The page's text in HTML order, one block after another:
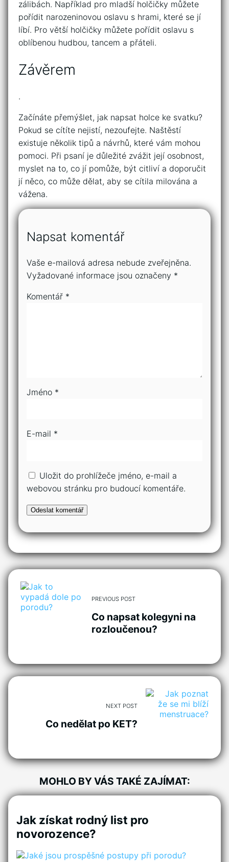
zálibách. Například pro mladší holčičky můžete
pořídit narozeninovou oslavu s hrami, které se jí
líbí. Pro větší holčičky můžete pořídit oslavu s
oblíbenou hudbou, tancem a přáteli.
Závěrem
.
Začínáte přemýšlet, jak napsat holce ke svatku?
Pokud se cítíte nejistí, nezoufejte. Naštěstí
existuje několik tipů a návrhů, které vám mohou
pomoci. Při psaní je důležité zvážit její osobnost,
myslet na to, co jí pomůže, být citliví a doporučit
jí něco, co může dělat, aby se cítila milována a
vážena.
Napsat komentář
Vaše e-mailová adresa nebude zveřejněna.
Vyžadované informace jsou označeny *
Komentář *
Jméno *
E-mail *
Uložit do prohlížeče jméno, e-mail a
webovou stránku pro budoucí komentáře.
PREVIOUS POST
Co napsat kolegyni na
rozloučenou?
NEXT POST
Co nedělat po KET?
MOHLO BY VÁS TAKÉ ZAJÍMAT:
Jak získat rodný list pro
novorozence?